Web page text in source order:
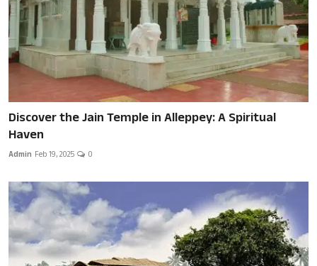
Discover the Jain Temple in Alleppey: A Spiritual
Haven
Admin Feb 19, 2025 0